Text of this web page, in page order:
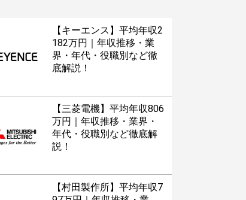
【キーエンス】平均年収2
182万円｜年収推移・業
界・年代・役職別など徹
底解説！
【三菱電機】平均年収806
万円｜年収推移・業界・
年代・役職別など徹底解
説！
【村田製作所】平均年収7